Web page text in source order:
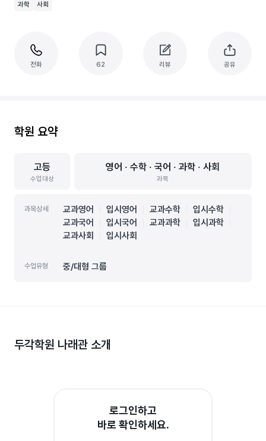
과학
사회
전화 62 리뷰 공유
학원 요약
고등
수업대상
영어 ‧ 수학 ‧ 국어 ‧ 과학 ‧ 사회
과목
과목상세 교과영어 입시영어 교과수학
입시수학
교과국어
입시국어 교과과학
입시과학
교과사회
입시사회
수업유형 중/대형 그룹
두각학원 나래관 소개
로그인하고
바로 확인하세요.